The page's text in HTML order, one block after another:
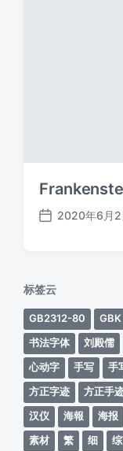
发
2020年6月2
标签云
GB2312-80 GBK
书法字体
刘殿儒
心动字
手写 手
方正字迹
方正手
汉仪
海報 海报
素材
繁 细